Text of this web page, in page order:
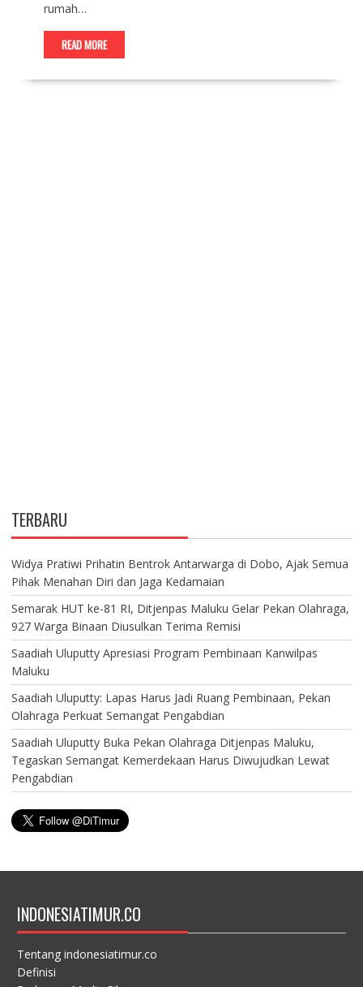
rumah…
READ MORE
TERBARU
Widya Pratiwi Prihatin Bentrok Antarwarga di Dobo, Ajak Semua
Pihak Menahan Diri dan Jaga Kedamaian
Semarak HUT ke-81 RI, Ditjenpas Maluku Gelar Pekan Olahraga,
927 Warga Binaan Diusulkan Terima Remisi
Saadiah Uluputty Apresiasi Program Pembinaan Kanwilpas
Maluku
Saadiah Uluputty: Lapas Harus Jadi Ruang Pembinaan, Pekan
Olahraga Perkuat Semangat Pengabdian
Saadiah Uluputty Buka Pekan Olahraga Ditjenpas Maluku,
Tegaskan Semangat Kemerdekaan Harus Diwujudkan Lewat
Pengabdian
INDONESIATIMUR.CO
Tentang indonesiatimur.co
Definisi